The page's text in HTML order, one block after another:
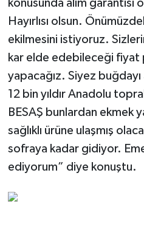
konusunda alım garantisi
Hayırlısı olsun.
ekilmesini istiyoruz.
kar elde edebileceği fiyat
yapacağız. Siyez
12 bin yıldır Anadolu
BESAŞ bunlardan ekmek
sağlıklı ürüne ulaşmış
sofraya kadar gidiyor.
ediyorum” diye konuştu.